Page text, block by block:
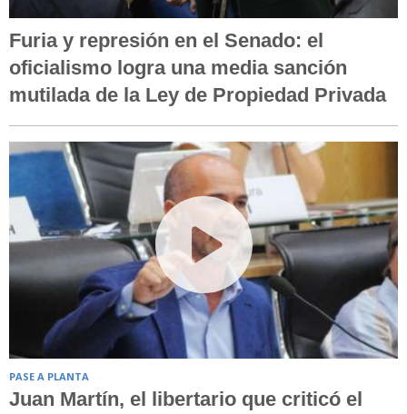
Furia y represión en el Senado: el
oficialismo logra una media sanción
mutilada de la Ley de Propiedad Privada
PASE A PLANTA
Juan Martín, el libertario que criticó el